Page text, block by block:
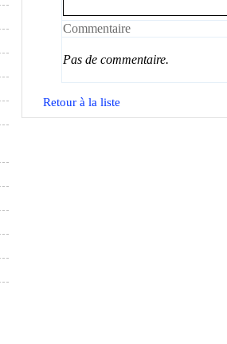
Commentaire
Pas de commentaire.
Retour à la liste